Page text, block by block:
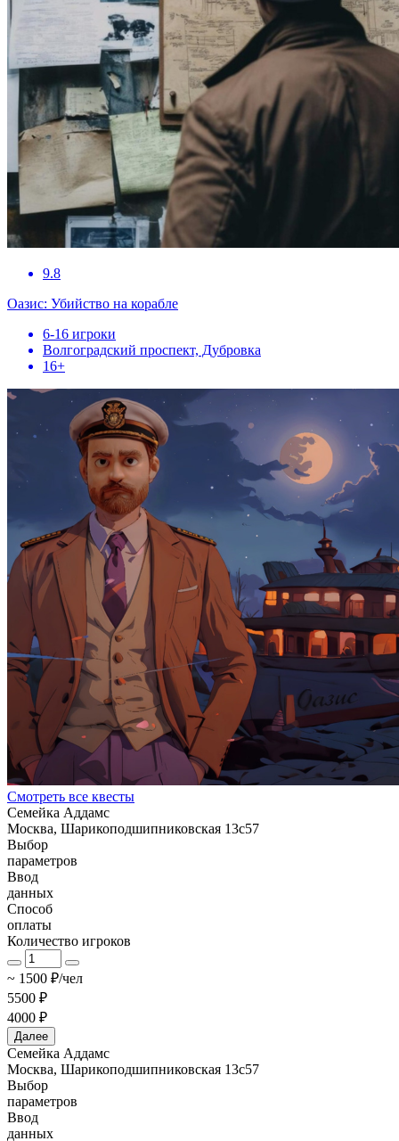
9.8
Оазис: Убийство на корабле
6-16 игроки
Волгоградский проспект, Дубровка
16+
Смотреть все квесты
Семейка Аддамс
Москва, Шарикоподшипниковская 13с57
Выбор
параметров
Ввод
данных
Способ
оплаты
Количество игроков
~ 1500 ₽/чел
5500 ₽
4000 ₽
Далее
Семейка Аддамс
Москва, Шарикоподшипниковская 13с57
Выбор
параметров
Ввод
данных